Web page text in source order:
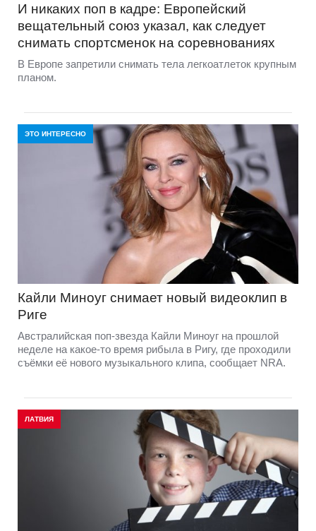
И никаких поп в кадре: Европейский
вещательный союз указал, как следует
снимать спортсменок на соревнованиях
В Европе запретили снимать тела легкоатлеток крупным
планом.
ЭТО ИНТЕРЕСНО
Кайли Миноуг снимает новый видеоклип в
Риге
Австралийская поп-звезда Кайли Миноуг на прошлой
неделе на какое-то время рибыла в Ригу, где проходили
съёмки её нового музыкального клипа, сообщает NRA.
ЛАТВИЯ